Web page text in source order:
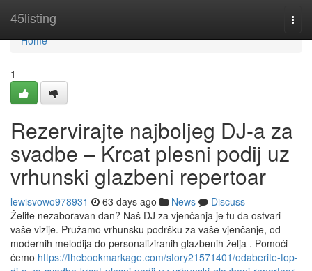
45listing
Home
Home
1
Rezervirajte najboljeg DJ-a za
svadbe – Krcat plesni podij uz
vrhunski glazbeni repertoar
lewisvowo978931 63 days ago News
Discuss
Želite nezaboravan dan? Naš DJ za vjenčanja je tu da ostvari
vaše vizije. Pružamo vrhunsku podršku za vaše vjenčanje, od
modernih melodija do personaliziranih glazbenih želja . Pomoći
ćemo https://thebookmarkage.com/story21571401/odaberite-top-